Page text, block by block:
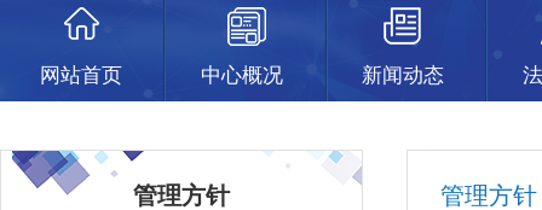
网站首页 中心概况 新闻动态
管理方针 管理方针